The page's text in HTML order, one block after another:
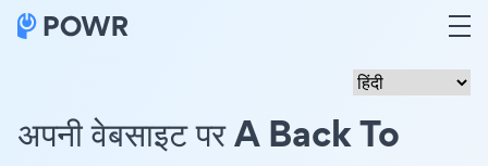
अपनी वेबसाइट पर A Back To